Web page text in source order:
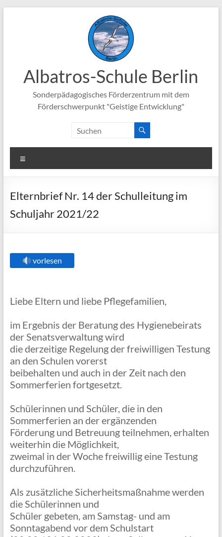
Albatros-Schule Berlin
Sonderpädagogisches Förderzentrum mit dem
Förderschwerpunkt "Geistige Entwicklung"
Elternbrief Nr. 14 der Schulleitung im
Schuljahr 2021/22
vorlesen
Liebe Eltern und liebe Pflegefamilien,
im Ergebnis der Beratung des Hygienebeirats
der Senatsverwaltung wird
die derzeitige Regelung der freiwilligen Testung
an den Schulen vorerst
beibehalten und auch in der Zeit nach den
Sommerferien fortgesetzt.
Schülerinnen und Schüler, die in den
Sommerferien an der ergänzenden
Förderung und Betreuung teilnehmen, erhalten
weiterhin die Möglichkeit,
zweimal in der Woche freiwillig eine Testung
durchzuführen.
Als zusätzliche Sicherheitsmaßnahme werden
die Schülerinnen und
Schüler gebeten, am Samstag- und am
Sonntagabend vor dem Schulstart